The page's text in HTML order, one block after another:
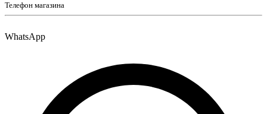
Телефон магазина
WhatsApp